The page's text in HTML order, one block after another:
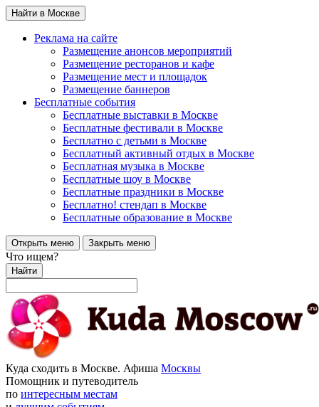
Найти в Москве
Реклама на сайте
Размещение анонсов мероприятий
Размещение ресторанов и кафе
Размещение мест и площадок
Размещение баннеров
Бесплатные события
Бесплатные выставки в Москве
Бесплатные фестивали в Москве
Бесплатно с детьми в Москве
Бесплатный активный отдых в Москве
Бесплатная музыка в Москве
Бесплатные шоу в Москве
Бесплатные праздники в Москве
Бесплатно! стендап в Москве
Бесплатные образование в Москве
Открыть меню Закрыть меню
Что ищем?
Найти
Куда сходить в Москве. Афиша Москвы
Помощник и путеводитель
по интересным местам